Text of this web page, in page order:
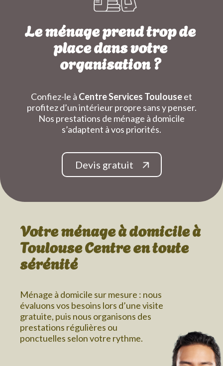
Le ménage prend trop de
place dans votre
organisation ?
Confiez-le à Centre Services Toulouseet
profitez d’un intérieur propre sans y penser.
Nos prestations de ménage à domicile
s’adaptent à vos priorités.
Devis gratuit
Votre ménage à domicileà
Toulouse Centreen toute
sérénité
Ménage à domicile sur mesure : nous
évaluons vos besoins lors d’une visite
gratuite, puis nous organisons des
prestations régulières ou
ponctuelles selon votre rythme.